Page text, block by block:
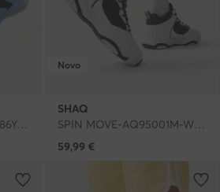
C-DEVASTATOR AQ95086Y-BLZ · Čevlji za košarko
Novo
SHAQ
SPIN MOVE-AQ95001M-W · Čevlji za košarko
59,99 €